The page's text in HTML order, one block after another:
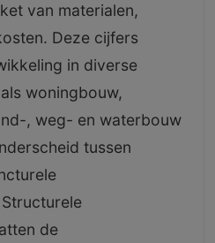
van materialen,
Deze cijfers
in diverse
woningbouw,
, weg- en waterbouw
tussen
de